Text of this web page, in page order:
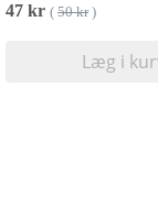
47 kr ( 50 kr)
Læg i